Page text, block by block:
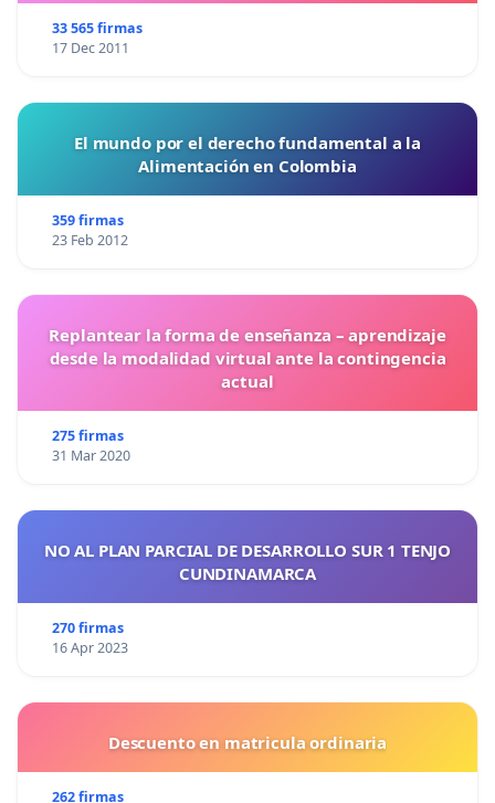
33 565 firmas
17 Dec 2011
El mundo por el derecho fundamental a la
Alimentación en Colombia
359 firmas
23 Feb 2012
Replantear la forma de enseñanza – aprendizaje
desde la modalidad virtual ante la contingencia
actual
275 firmas
31 Mar 2020
NO AL PLAN PARCIAL DE DESARROLLO SUR 1 TENJO
CUNDINAMARCA
270 firmas
16 Apr 2023
Descuento en matricula ordinaria
262 firmas